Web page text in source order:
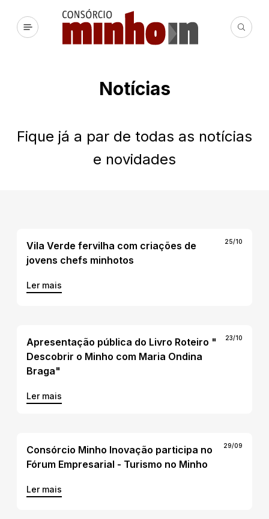
Notícias
Fique já a par de todas as notícias
e novidades
25/10
Vila Verde fervilha com criações de
jovens chefs minhotos
Ler mais
23/10
Apresentação pública do Livro Roteiro "
Descobrir o Minho com Maria Ondina
Braga"
Ler mais
29/09
Consórcio Minho Inovação participa no
Fórum Empresarial - Turismo no Minho
Ler mais